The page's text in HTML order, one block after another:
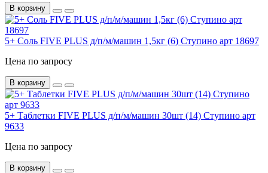
В корзину
5+ Соль FIVE PLUS д/п/м/машин 1,5кг (6) Ступино арт 18697
Цена по запросу
В корзину
5+ Таблетки FIVE PLUS д/п/м/машин 30шт (14) Ступино арт
9633
Цена по запросу
В корзину